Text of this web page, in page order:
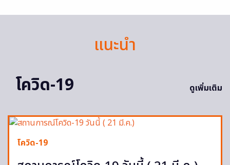
แนะนำ
โควิด-19
ดูเพิ่มเติม
โควิด-19